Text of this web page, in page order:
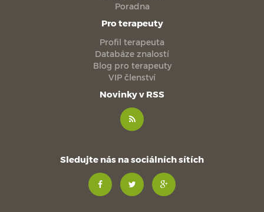
Poradna
Pro terapeuty
Profil terapeuta
Databáze znalostí
Blog pro terapeuty
VIP členství
Novinky v RSS
Sledujte nás na sociálních sítích